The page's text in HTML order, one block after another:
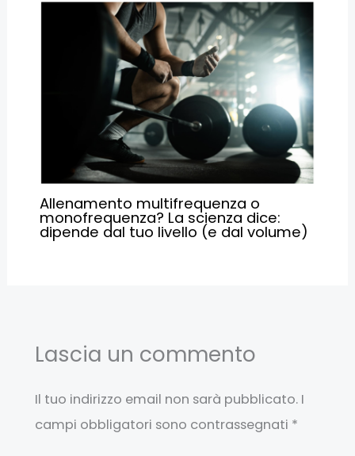
Allenamento multifrequenza o
monofrequenza? La scienza dice:
dipende dal tuo livello (e dal volume)
Lascia un commento
Il tuo indirizzo email non sarà pubblicato. I
campi obbligatori sono contrassegnati *